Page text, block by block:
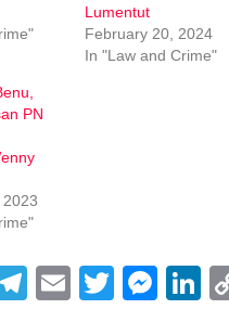
Lumentut
February 20, 2024
In "Law and Crime"
PN
T
E
T
M
Li